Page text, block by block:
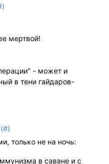
мертвой!
- может и
в тени гайдаров-
(#)
только не на ночь:
в саване и с